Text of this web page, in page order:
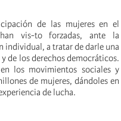
de las mujeres en el
vis-to forzadas, ante la
individual, a tratar de darle una
de los derechos democráticos.
los movimientos sociales y
de mujeres, dándoles en
de lucha.